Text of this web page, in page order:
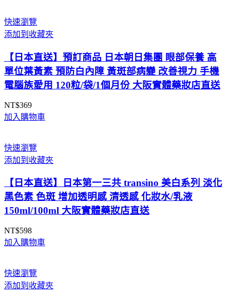
快速瀏覽
添加到收藏夾
【日本直送】預訂商品 日本朝日集團 眼部保養 高
單位葉黃素 預防白內障 黃斑部病變 改善視力 手機
電腦族愛用 120粒/袋/1個月份 大阪實體藥妝店直送
NT$369
加入購物車
快速瀏覽
添加到收藏夾
【日本直送】日本第一三共 transino 美白系列 淡化
黑色素 色斑 增加透明感 清透感 化妝水/乳液
150ml/100ml 大阪實體藥妝店直送
NT$598
加入購物車
快速瀏覽
添加到收藏夾